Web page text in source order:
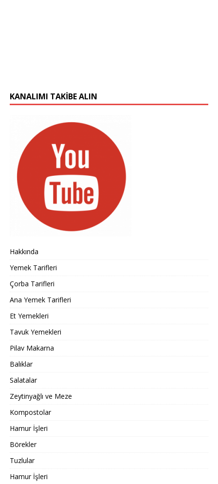
KANALIMI TAKIBE ALIN
Hakkında
Yemek Tarifleri
Çorba Tarifleri
Ana Yemek Tarifleri
Et Yemekleri
Tavuk Yemekleri
Pilav Makarna
Balıklar
Salatalar
Zeytinyağlı ve Meze
Kompostolar
Hamur İşleri
Börekler
Tuzlular
Hamur İşleri